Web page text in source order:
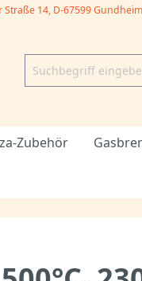
Straße 14, D-67599 Gundheim
Zubehör